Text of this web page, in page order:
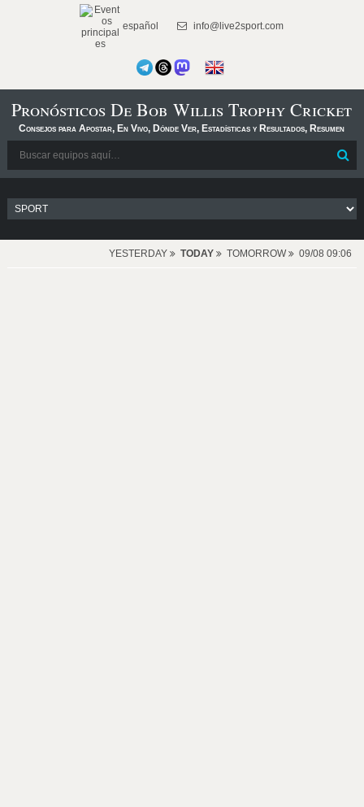
español info@live2sport.com
Pronósticos De Bob Willis Trophy Cricket
Consejos para Apostar, En Vivo, Dónde Ver, Estadísticas y Resultados, Resumen
YESTERDAY TODAY TOMORROW 09/08 09:06